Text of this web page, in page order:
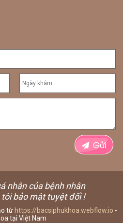
từ https://bacsiphukhoa.webflow.io -
tại Việt Nam
nhân của bệnh nhân
bảo mật tuyệt đối !